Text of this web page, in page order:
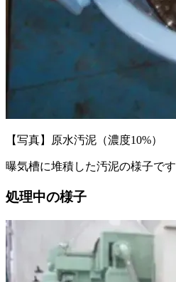
【写真】原水汚泥（濃度10%）
曝気槽に堆積した汚泥の様子で
処理中の様子